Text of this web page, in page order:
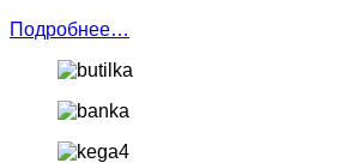
Подробнее…